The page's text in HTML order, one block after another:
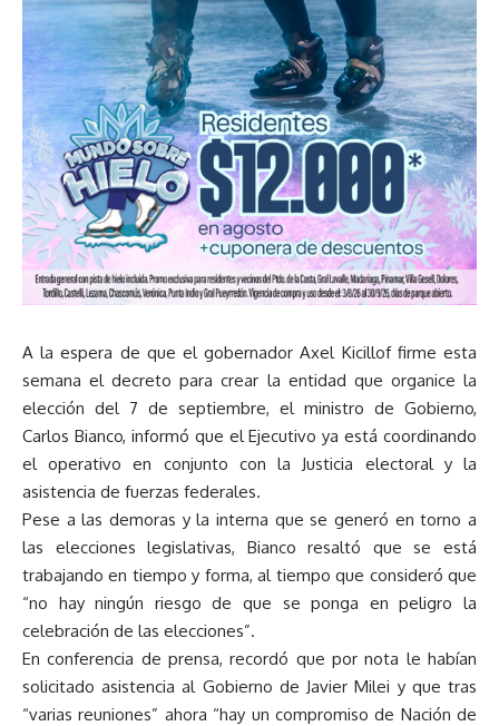
A la espera de que el gobernador Axel Kicillof firme esta
semana el decreto para crear la entidad que organice la
elección del 7 de septiembre, el ministro de Gobierno,
Carlos Bianco, informó que el Ejecutivo ya está coordinando
el operativo en conjunto con la Justicia electoral y la
asistencia de fuerzas federales.
Pese a las demoras y la interna que se generó en torno a
las elecciones legislativas, Bianco resaltó que se está
trabajando en tiempo y forma, al tiempo que consideró que
“no hay ningún riesgo de que se ponga en peligro la
celebración de las elecciones”.
En conferencia de prensa, recordó que por nota le habían
solicitado asistencia al Gobierno de Javier Milei y que tras
“varias reuniones” ahora “hay un compromiso de Nación de